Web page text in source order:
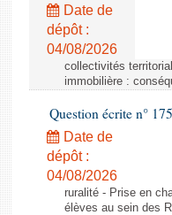
Date de
dépôt :
04/08/2026
collectivités
immobilière :
Question écrite n°
Date de
dépôt :
04/08/2026
ruralité - Prise en
élèves au sein des